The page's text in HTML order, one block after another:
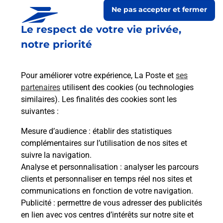
Le respect de votre vie privée,
notre priorité
Pour améliorer votre expérience, La Poste et ses
partenaires utilisent des cookies (ou technologies
similaires). Les finalités des cookies sont les
suivantes :
Mesure d’audience : établir des statistiques
complémentaires sur l’utilisation de nos sites et
suivre la navigation.
Analyse et personnalisation : analyser les parcours
clients et personnaliser en temps réel nos sites et
communications en fonction de votre navigation.
Publicité : permettre de vous adresser des publicités
en lien avec vos centres d’intérêts sur notre site et
Ne pas accepter et fermer
Prochaine collecte du courrierlundià 08h00
1 Rue De Pouligney
25640 Vennans
Itinéraire
Le lien s'ouvre dans un nouvel onglet